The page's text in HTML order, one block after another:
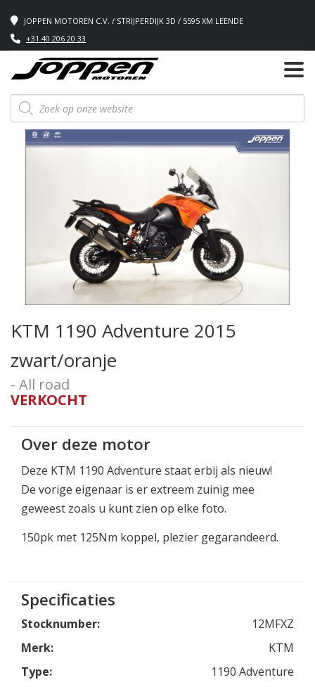
JOPPEN MOTOREN C.V. / STRIJPERDIJK 3D / 5595 XM LEENDE
+31 40 206 20 33
Producten
zoeken
KTM 1190 Adventure 2015
zwart/oranje
- All road
VERKOCHT
Over deze motor
Deze KTM 1190 Adventure staat erbij als nieuw!
De vorige eigenaar is er extreem zuinig mee
geweest zoals u kunt zien op elke foto.
150pk met 125Nm koppel, plezier gegarandeerd.
Specificaties
Stocknumber:
12MFXZ
Merk:
KTM
Type:
1190 Adventure